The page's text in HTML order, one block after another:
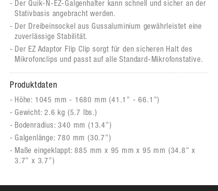
Der Quik-N-EZ-Galgenhalter kann schnell und sicher an der
Stativbasis angebracht werden.
Der Dreibeinsockel aus Gussaluminium gewährleistet eine
zuverlässige Stabilität.
Der EZ Adaptor Flip Clip sorgt für den sicheren Halt des
Mikrofonclips und passt auf alle Standard-Mikrofonstative.
Produktdaten
Höhe: 1045 mm - 1680 mm (41.1" - 66.1")
Gewicht: 2.6 kg (5.7 lbs.)
Bodenradius: 340 mm (13.4")
Galgenlänge: 780 mm (30.7")
Maße eingeklappt: 885 mm x 95 mm x 95 mm (34.8" x
3.7" x 3.7")